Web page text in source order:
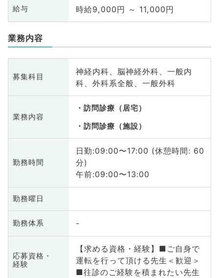
給与 時給9,000円 ～ 11,000円
業務内容
募集科目
神経内科、脳神経外科、一般内
科、外科系全般、一般外科
業務内容
訪問診療（居宅）
訪問診療（施設）
勤務時間
日勤:09:00〜17:00 (休憩時間: 60
分)
午前:09:00〜13:00
勤務曜日
勤務体系 -
応募資格・
経験
【求める資格・経験】■ご自身で
運転を行って頂ける先生＜歓迎＞
■往診のご経験を積まれたい先生